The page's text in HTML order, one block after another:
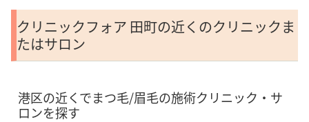
クリニックフォア 田町の近くのクリニックま
たはサロン
港区の近くでまつ毛/眉毛の施術クリニック・サ
ロンを探す